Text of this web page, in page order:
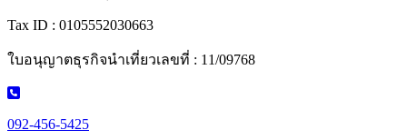
Tax ID : 0105552030663
ใบอนุญาตธุรกิจนำเที่ยวเลขที่ : 11/09768
092-456-5425